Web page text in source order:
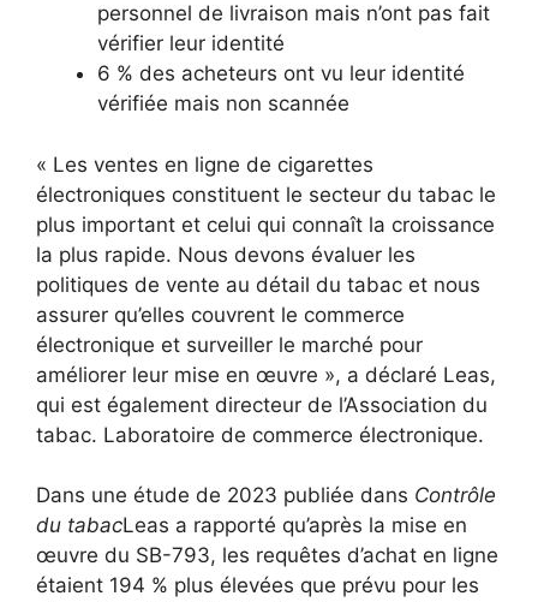
personnel de livraison mais n’ont pas fait
vérifier leur identité
6 % des acheteurs ont vu leur identité
vérifiée mais non scannée
« Les ventes en ligne de cigarettes
électroniques constituent le secteur du tabac le
plus important et celui qui connaît la croissance
la plus rapide. Nous devons évaluer les
politiques de vente au détail du tabac et nous
assurer qu’elles couvrent le commerce
électronique et surveiller le marché pour
améliorer leur mise en œuvre », a déclaré Leas,
qui est également directeur de l’Association du
tabac. Laboratoire de commerce électronique.
Dans une étude de 2023 publiée dans Contrôle
du tabacLeas a rapporté qu’après la mise en
œuvre du SB-793, les requêtes d’achat en ligne
étaient 194 % plus élevées que prévu pour les